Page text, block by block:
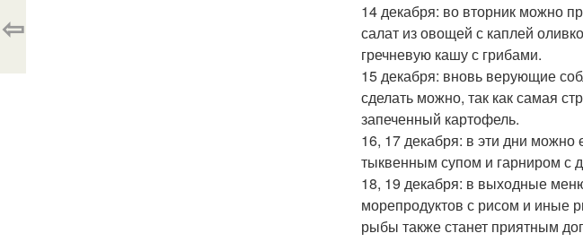
14 декабря: во вторник можно
салат из овощей с каплей
гречневую кашу с грибами.
15 декабря: вновь верующие
сделать можно, так как самая
запеченный картофель.
16, 17 декабря: в эти дни
тыквенным супом и гарниром с
18, 19 декабря: в выходные
морепродуктов с рисом и иные
рыбы также станет приятным
⇦